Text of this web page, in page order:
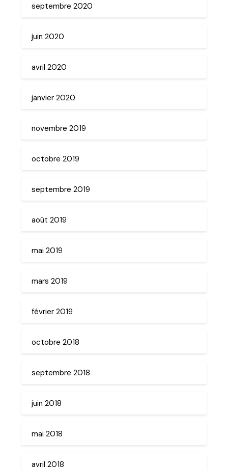
septembre 2020
juin 2020
avril 2020
janvier 2020
novembre 2019
octobre 2019
septembre 2019
août 2019
mai 2019
mars 2019
février 2019
octobre 2018
septembre 2018
juin 2018
mai 2018
avril 2018